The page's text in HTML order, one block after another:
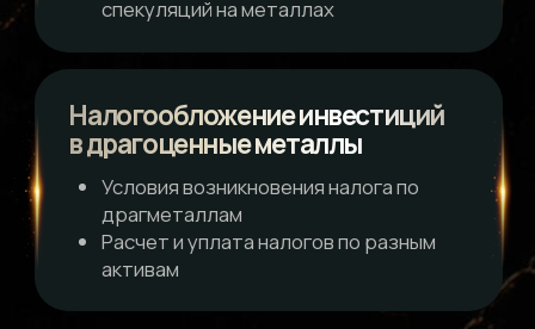
7 990₽
4 590₽